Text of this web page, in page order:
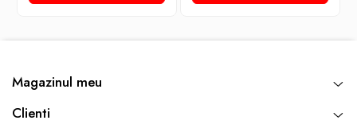
Magazinul meu
Clienti